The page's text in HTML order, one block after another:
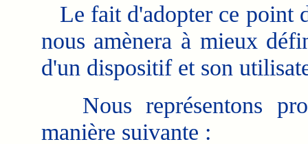
Le fait d'adopter ce point
nous amènera à mieux
d'un dispositif et son
Nous représentons
manière suivante :